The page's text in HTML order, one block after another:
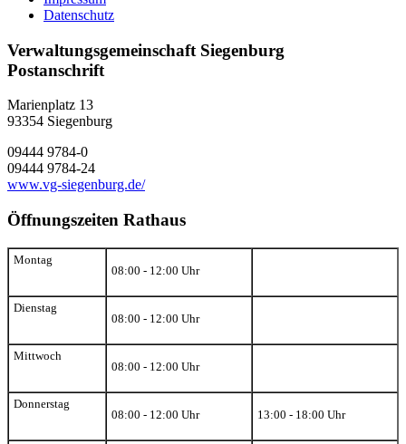
Datenschutz
Verwaltungsgemeinschaft Siegenburg
Postanschrift
Marienplatz 13
93354 Siegenburg
09444 9784-0
09444 9784-24
www.vg-siegenburg.de/
Öffnungszeiten Rathaus
Montag
08:00 - 12:00 Uhr
Dienstag
08:00 - 12:00 Uhr
Mittwoch
08:00 - 12:00 Uhr
Donnerstag
08:00 - 12:00 Uhr
13:00 - 18:00 Uhr